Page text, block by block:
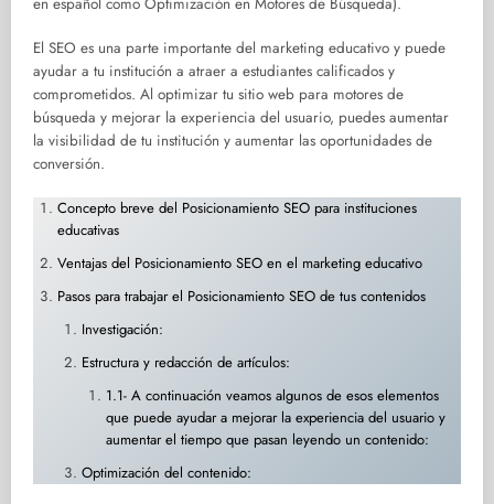
El SEO es una parte importante del marketing educativo y puede
ayudar a tu institución a atraer a estudiantes calificados y
comprometidos. Al optimizar tu sitio web para motores de
búsqueda y mejorar la experiencia del usuario, puedes aumentar
la visibilidad de tu institución y aumentar las oportunidades de
conversión.
Concepto breve del Posicionamiento SEO para instituciones
educativas
Ventajas del Posicionamiento SEO en el marketing educativo
Pasos para trabajar el Posicionamiento SEO de tus contenidos
Investigación:
Estructura y redacción de artículos:
1.1- A continuación veamos algunos de esos elementos
que puede ayudar a mejorar la experiencia del usuario y
aumentar el tiempo que pasan leyendo un contenido:
Optimización del contenido: